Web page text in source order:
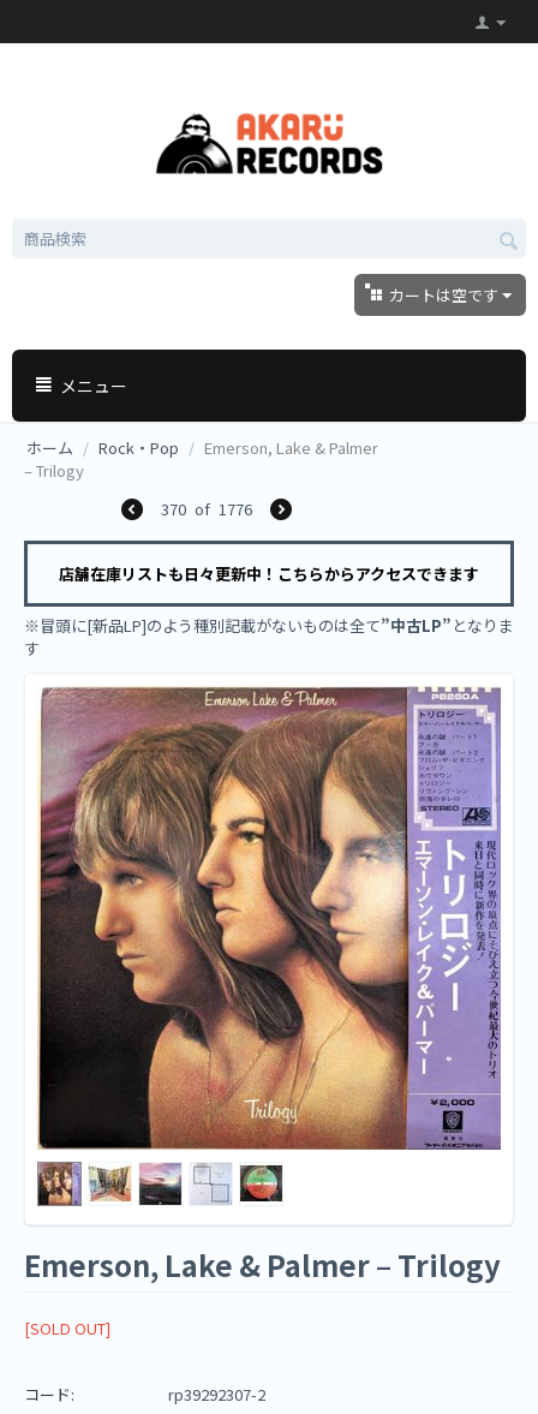
カートは空です
メニュー
ホーム / Rock・Pop / Emerson, Lake & Palmer
‎– Trilogy
370 of 1776
店舗在庫リストも日々更新中！こちらからアクセスできます
※冒頭に[新品LP]のよう種別記載がないものは全て”中古LP” となりま
す
Emerson, Lake & Palmer ‎– Trilogy
[SOLD OUT]
コード:
rp39292307-2